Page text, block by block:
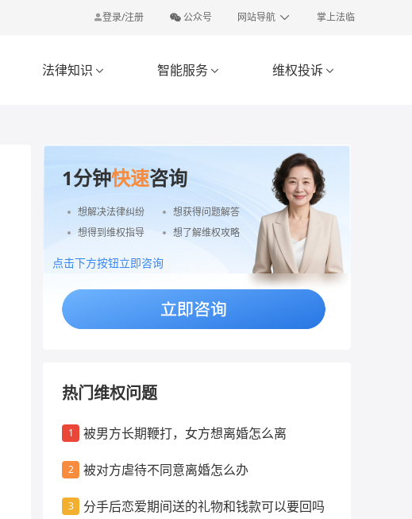
登录/注册 公众号 网站导航 掌上法临
法律知识  智能服务  维权投诉 
1分钟快速咨询
想解决法律纠纷
想获得问题解答
想得到维权指导
想了解维权攻略
点击下方按钮立即咨询
热门维权问题
1 被男方长期鞭打，女方想离婚怎么离
2 被对方虐待不同意离婚怎么办
3 分手后恋爱期间送的礼物和钱款可以要回吗